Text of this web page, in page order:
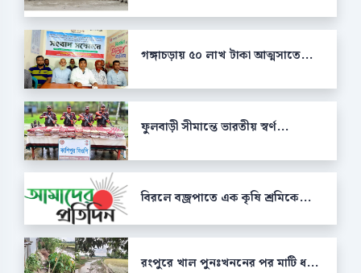
গঙ্গাচড়ায় ৫০ লাখ টাকা আত্মসাতে...
ফুলবাড়ী সীমান্তে ভারতীয় স্বর্ণ...
বিরলে বজ্রপাতে এক কৃষি শ্রমিকে...
রংপুরে খাল পুনঃখননের পর মাটি ধ...